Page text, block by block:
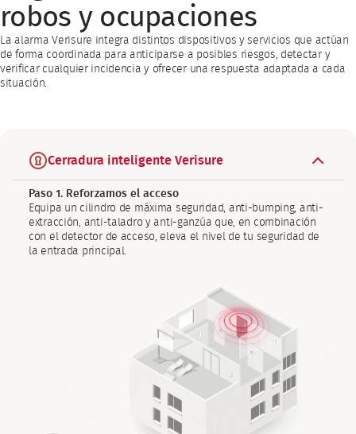
robos y ocupaciones
La alarma Verisure integra distintos dispositivos y servicios que actúan
de forma coordinada para anticiparse a posibles riesgos, detectar y
verificar cualquier incidencia y ofrecer una respuesta adaptada a cada
situación.
Cerradura inteligente Verisure
Paso 1. Reforzamos el acceso
Equipa un cilindro de máxima seguridad, anti-bumping, anti-
extracción, anti-taladro y anti-ganzúa que, en combinación
con el detector de acceso, eleva el nivel de tu seguridad de
la entrada principal.